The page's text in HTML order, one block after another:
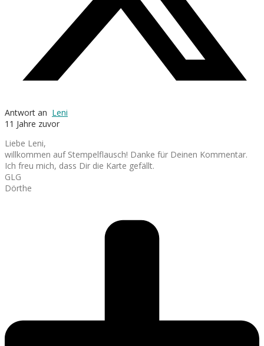
Antwort an Leni
11 Jahre zuvor
Liebe Leni,
willkommen auf Stempelflausch! Danke für Deinen Kommentar.
Ich freu mich, dass Dir die Karte gefällt.
GLG
Dörthe